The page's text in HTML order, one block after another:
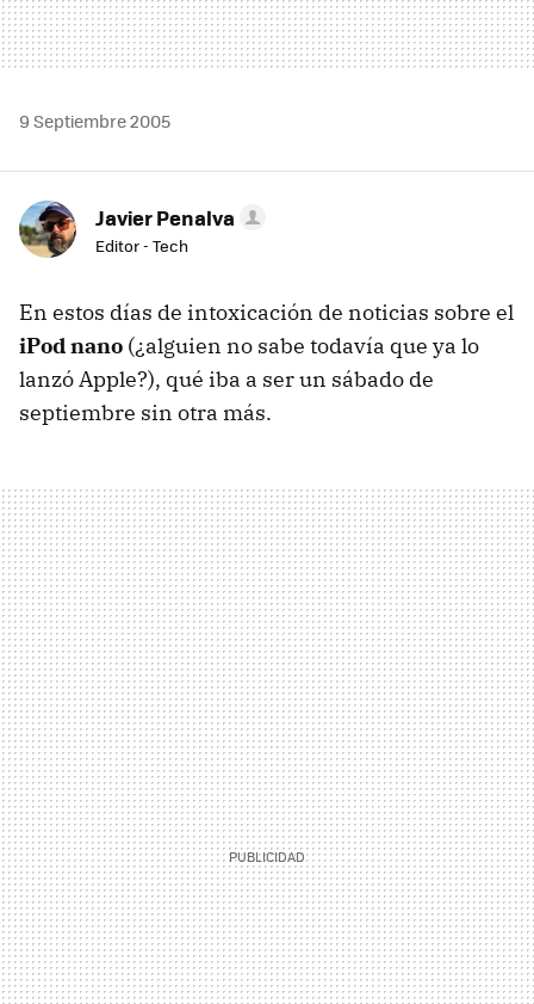
9 Septiembre 2005
Javier Penalva
Editor - Tech
En estos días de intoxicación de noticias sobre el
iPod nano (¿alguien no sabe todavía que ya lo
lanzó Apple?), qué iba a ser un sábado de
septiembre sin otra más.